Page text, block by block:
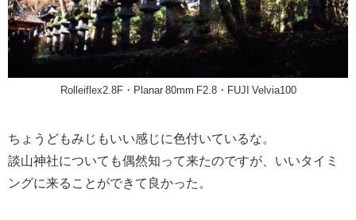
Rolleiflex2.8F・Planar 80mm F2.8・FUJI Velvia100
ちょうどもみじもいい感じに色付いているな。
談山神社についても偶然知って来たのですが、いいタイミ
ングに来ることができて良かった。